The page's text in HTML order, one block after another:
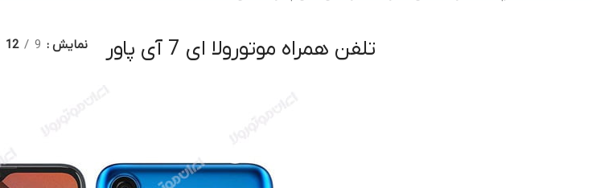
تلفن همراه موتورولا ای 7 آی پاور نمایش 9
12